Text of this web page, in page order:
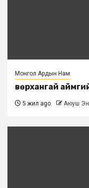
Монгол Ардын Нам
Өвөрхангай
5 жил ago Аюуш